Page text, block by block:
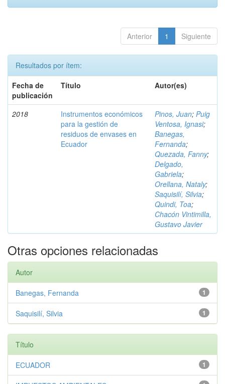
Anterior 1 Siguiente
Resultados por ítem:
Fecha de
publicación
Título Autor(es)
2018
Instrumentos económicos
para la gestión de
residuos de envases en
Ecuador
Pinos, Juan; Puig
Ventosa, Ignasi;
Banegas,
Fernanda;
Quezada, Fanny;
Delgado,
Gabriela;
Orellana, Nataly;
Saquisilí, Silvia;
Quindi, Toa;
Chacón Vintimilla,
Gustavo Javier
Otras opciones relacionadas
Autor
1
Banegas, Fernanda
1
Saquisilí, Silvia
Título
1
ECUADOR